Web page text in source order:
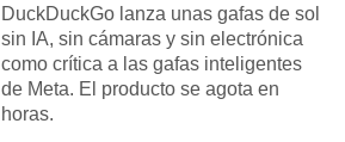
DuckDuckGo lanza unas gafas de sol
sin IA, sin cámaras y sin electrónica
como crítica a las gafas inteligentes
de Meta. El producto se agota en
horas.